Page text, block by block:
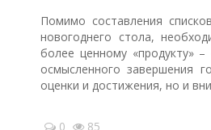
Помимо составления
новогоднего стола,
более ценному «продукту»
осмысленного завершения
оценки и достижения, но и
0 85